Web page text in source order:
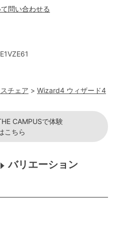
チェア > Wizard4 ウィザード4
問い合わせる
CAMPUSで体験
こちら
バリエーション